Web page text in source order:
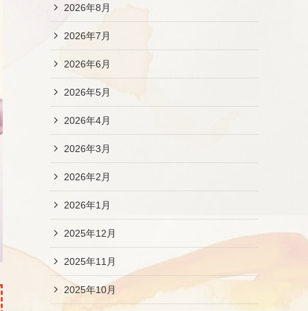
2026年8月
2026年7月
2026年6月
2026年5月
2026年4月
2026年3月
2026年2月
2026年1月
2025年12月
2025年11月
2025年10月